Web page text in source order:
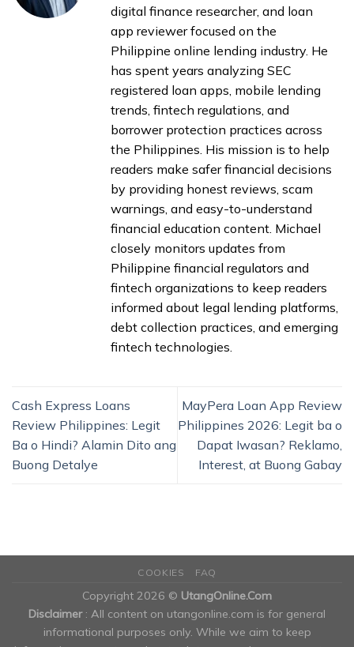
digital finance researcher, and loan
app reviewer focused on the
Philippine online lending industry. He
has spent years analyzing SEC
registered loan apps, mobile lending
trends, fintech regulations, and
borrower protection practices across
the Philippines. His mission is to help
readers make safer financial decisions
by providing honest reviews, scam
warnings, and easy-to-understand
financial education content. Michael
closely monitors updates from
Philippine financial regulators and
fintech organizations to keep readers
informed about legal lending platforms,
debt collection practices, and emerging
fintech technologies.
Cash Express Loans
Review Philippines: Legit
Ba o Hindi? Alamin Dito ang
Buong Detalye
MayPera Loan App Review
Philippines 2026: Legit ba o
Dapat Iwasan? Reklamo,
Interest, at Buong Gabay
COOKIES FAQ
Copyright 2026 © UtangOnline.Com
Disclaimer : All content on utangonline.com is for general
informational purposes only. While we aim to keep